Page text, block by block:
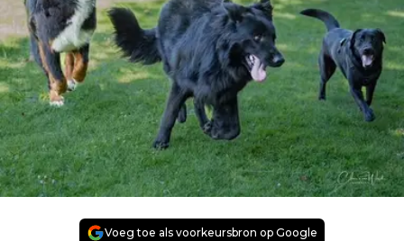
Voeg toe als voorkeursbron op Google